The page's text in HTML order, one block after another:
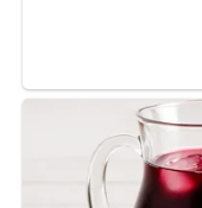
1 kg Quark
100 g Butter
250 g Zucker